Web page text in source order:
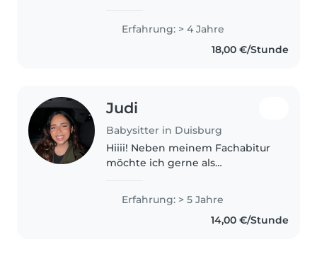
und vieler anderer Leute
aufgepasst. Außerdem ist mein
Cousin ein Kind mit besonderen
Erfahrung: > 4 Jahre
18,00 €/Stunde
Judi
Babysitter in Duisburg
Hiiii! Neben meinem Fachabitur
möchte ich gerne als
sehr gut mit kleinen Kindern
umgehen kann und bereits
Erfahrung in der Betreuung von
Erfahrung: > 5 Jahre
14,00 €/Stunde